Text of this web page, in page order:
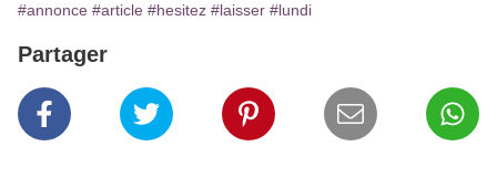
#annonce #article #hesitez #laisser #lundi
Partager